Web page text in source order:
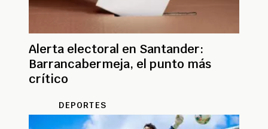
Alerta electoral en Santander:
Barrancabermeja, el punto más
crítico
DEPORTES